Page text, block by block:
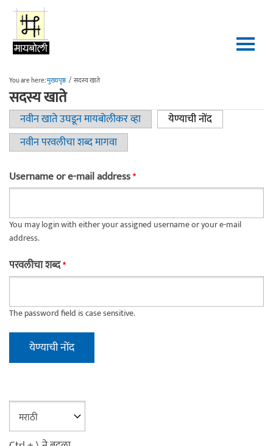
Skip to main content
You are here:मुख्यपृष्ठ / सदस्य खाते
सदस्य खाते
Primary tabs
नवीन खाते उघडून मायबोलीकर व्हा येण्याची नोंद(active tab)
नवीन परवलीचा शब्द मागवा
Username or e-mail address*
You may login with either your assigned username or your e-mail
address.
परवलीचा शब्द*
The password field is case sensitive.